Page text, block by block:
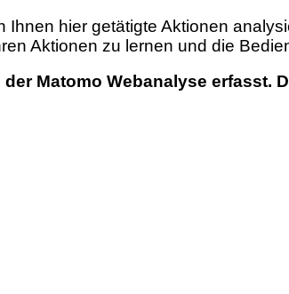
hier getätigte Aktionen
Aktionen zu lernen und die
Matomo Webanalyse erfasst.